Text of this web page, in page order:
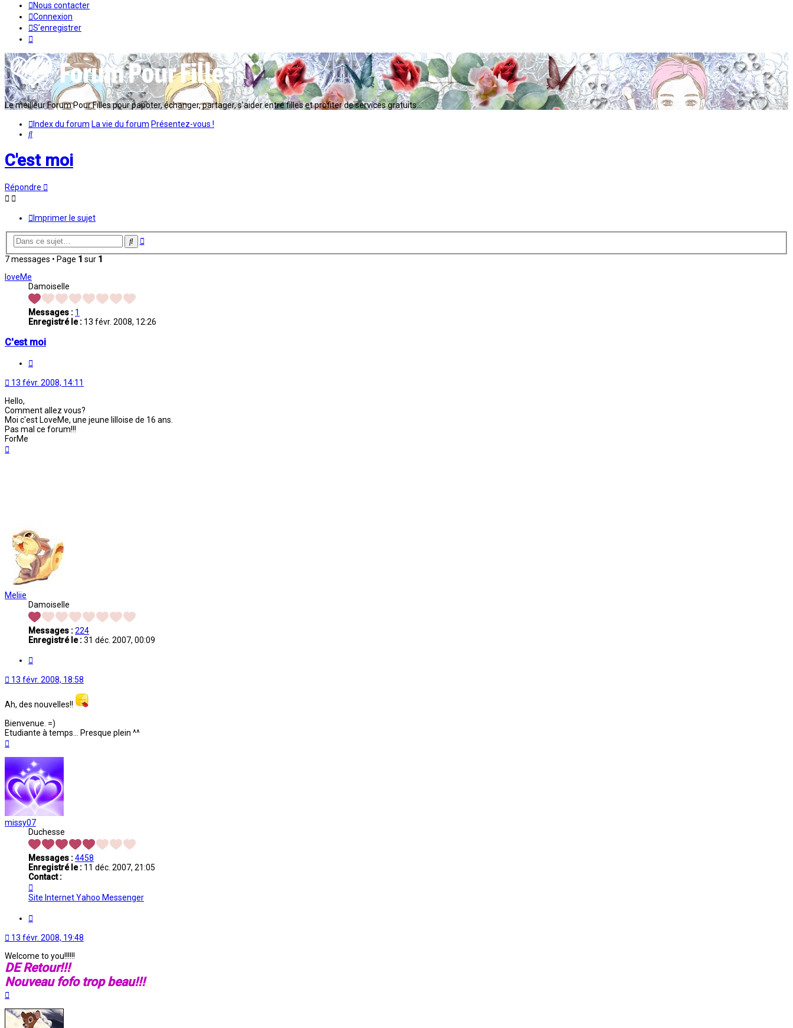
Nous contacter
Connexion
S’enregistrer
Le meilleur Forum Pour Filles pour papoter, échanger, partager, s'aider entre filles et profiter de services gratuits...
Index du forum La vie du forum Présentez-vous !
Rechercher
C'est moi
Répondre
Imprimer le sujet
Rechercher
Recherche
7 messages • Page 1 sur 1
loveMe
Damoiselle
Messages : 1
Enregistré le : 13 févr. 2008, 12:26
C'est moi
13 févr. 2008, 14:11
Hello,
Comment allez vous?
Moi c'est LoveMe, une jeune lilloise de 16 ans.
Pas mal ce forum!!!
ForMe
Meliie
Damoiselle
Messages :224
Enregistré le :31 déc. 2007, 00:09
13 févr. 2008, 18:58
Ah, des nouvelles!!
Bienvenue. =)
Etudiante à temps... Presque plein ^^
missy07
Duchesse
Messages :4458
Enregistré le : 11 déc. 2007, 21:05
Contact :
missy07
Site InternetYahoo Messenger
13 févr. 2008, 19:48
Welcome to you!!!!!!
DE Retour!!!
Nouveau fofo trop beau!!!